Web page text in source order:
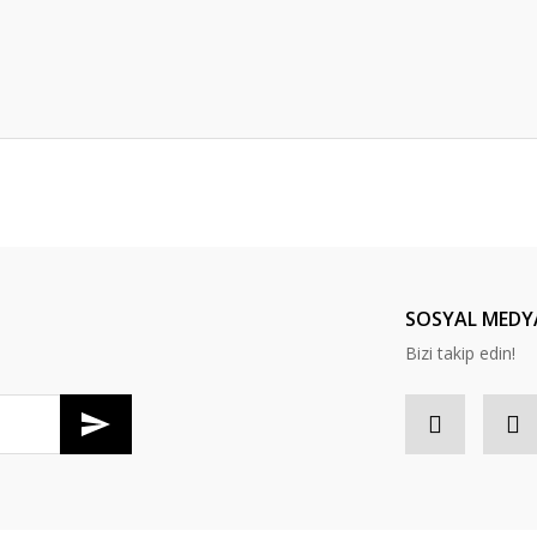
SOSYAL
Bizi takip edin!